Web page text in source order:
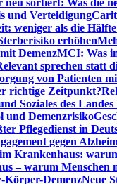
neu sortiert: Was die
und Verteidigung
weniger als die
erhöhen
DemenzMCI: Was
sprechen statt
von Patienten
richtige Zeitpunkt?
Soziales des
und Demenzrisiko
Pflegedienst in
gegen
Krankenhaus:
– warum Menschen
Körper-DemenzNeue